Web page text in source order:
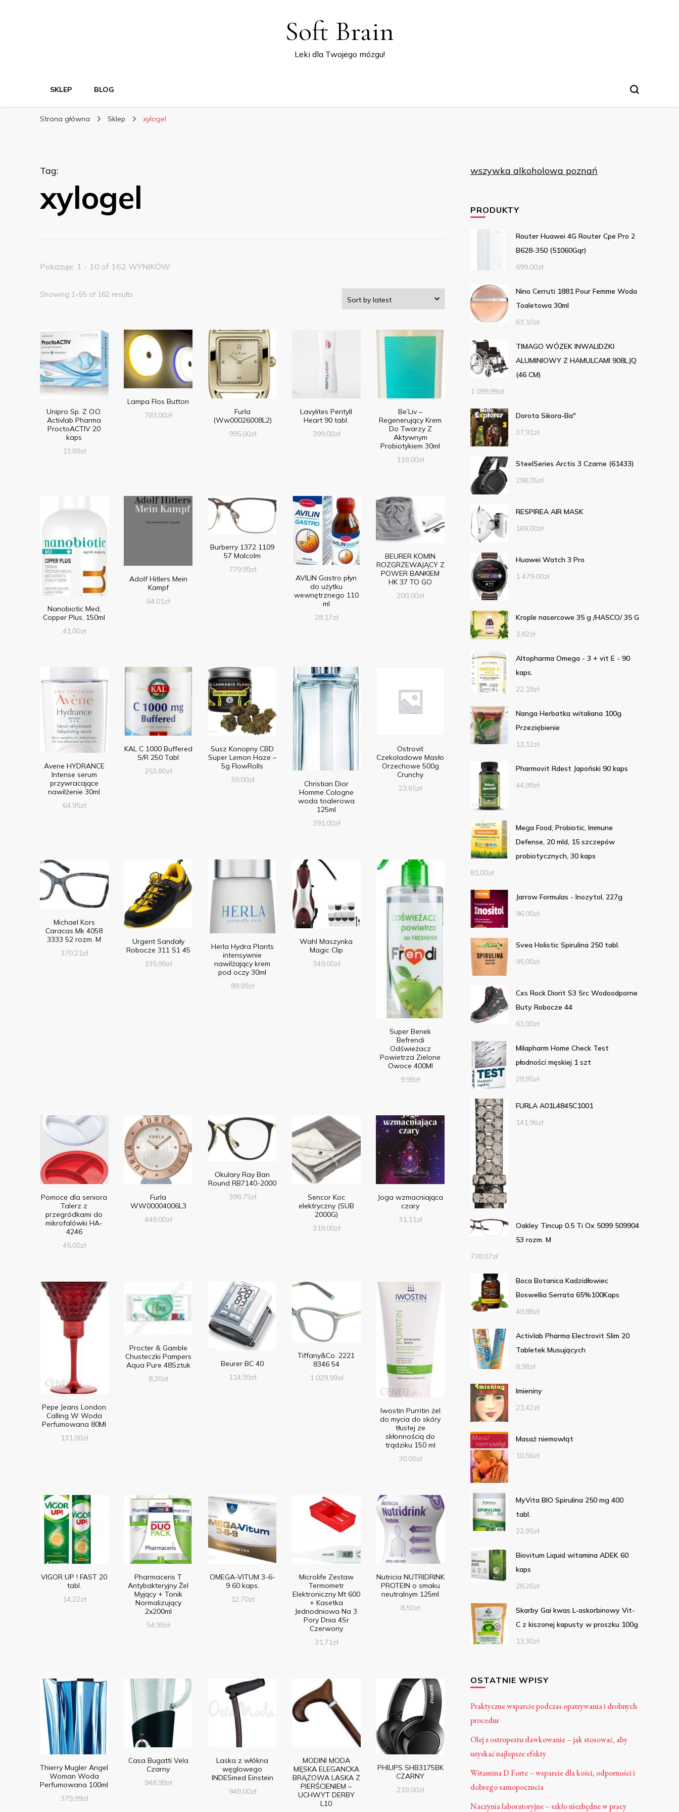
Soft Brain
Leki dla Twojego mózgu!
SKLEP BLOG
Strona główna Sklep xylogel
Tag:
xylogel
Pokazuje: 1 - 10 of 162 WYNIKÓW
Showing 1–55 of 162 results
Unipro Sp. Z O.O.
Activlab Pharma
ProctoACTIV 20
kaps
13,89zł
Lampa Flos Button
783,00zł
Furla
(Ww00026008L2)
995,00zł
Lavylites Pentyll
Heart 90 tabl.
399,00zł
Be’Liv –
Regenerujący Krem
Do Twarzy Z
Aktywnym
Probiotykiem 30ml
119,00zł
Nanobiotic Med,
Copper Plus, 150ml
41,00zł
Adolf Hitlers Mein
Kampf
64,01zł
Burberry 1372 1109
57 Malcolm
779,99zł
AVILIN Gastro płyn
do użytku
wewnętrznego 110
ml
28,17zł
BEURER KOMIN
ROZGRZEWAJĄCY Z
POWER BANKIEM
HK 37 TO GO
200,00zł
Avene HYDRANCE
Intense serum
przywracające
nawilżenie 30ml
64,95zł
KAL C 1000 Buffered
S/R 250 Tabl
253,80zł
Susz Konopny CBD
Super Lemon Haze –
5g FlowRolls
59,00zł
Christian Dior
Homme Cologne
woda toalerowa
125ml
391,00zł
Ostrovit
Czekoladowe Masło
Orzechowe 500g
Crunchy
23,65zł
Michael Kors
Caracas Mk 4058
3333 52 rozm. M
370,21zł
Urgent Sandały
Robocze 311 S1 45
135,99zł
Herla Hydra Plants
intensywnie
nawilżający krem
pod oczy 30ml
89,99zł
Wahl Maszynka
Magic Clip
349,00zł
Super Benek
Befrendi
Odświeżacz
Powietrza Zielone
Owoce 400Ml
9,99zł
Pomoce dla seniora
Talerz z
przegródkami do
mikrofalówki HA-
4246
45,00zł
Furla
WW00004006L3
449,00zł
Okulary Ray Ban
Round RB7140-2000
398,75zł
Sencor Koc
elektryczny (SUB
2000G)
319,00zł
Joga wzmacniająca
czary
31,11zł
Pepe Jeans London
Calling W Woda
Perfumowana 80Ml
131,00zł
Procter & Gamble
Chusteczki Pampers
Aqua Pure 48Sztuk
8,20zł
Beurer BC 40
114,99zł
Tiffany&Co. 2221
8346 54
1 029,99zł
Iwostin Purritin żel
do mycia do skóry
tłustej ze
skłonnością do
trądziku 150 ml
30,00zł
VIGOR UP ! FAST 20
tabl.
14,22zł
Pharmaceris T
Antybakteryjny Żel
Myjący + Tonik
Normalizujący
2x200ml
54,99zł
OMEGA-VITUM 3-6-
9 60 kaps.
12,70zł
Microlife Zestaw
Termometr
Elektroniczny Mt 600
+ Kasetka
Jednodniowa Na 3
Pory Dnia 4Sr
Czerwony
31,71zł
Nutricia NUTRIDRINK
PROTEIN o smaku
neutralnym 125ml
8,50zł
Thierry Mugler Angel
Woman Woda
Perfumowana 100ml
379,99zł
Casa Bugatti Vela
Czarny
948,99zł
Laska z włókna
węglowego
INDESmed Einstein
949,00zł
MODINI MODA
MĘSKA ELEGANCKA
BRĄZOWA LASKA Z
PIERŚCIENIEM –
UCHWYT DERBY
L10
PHILIPS SHB3175BK
CZARNY
219,00zł
wszywka alkoholowa poznań
PRODUKTY
Router Huawei 4G Router Cpe Pro 2
B628-350 (51060Gqr)
699,00zł
Nino Cerruti 1881 Pour Femme Woda
Toaletowa 30ml
63,10zł
TIMAGO WÓZEK INWALIDZKI
ALUMINIOWY Z HAMULCAMI 908LJQ
(46 CM)
1 099,99zł
Dorota Sikora-Ba"
37,91zł
SteelSeries Arctis 3 Czarne (61433)
298,05zł
RESPIREA AIR MASK
169,00zł
Huawei Watch 3 Pro
1 479,00zł
Krople nasercowe 35 g /HASCO/ 35 G
3,82zł
Altopharma Omega - 3 + vit E - 90
kaps.
22,19zł
Nanga Herbatka witaliana 100g
Przeziębienie
13,12zł
Pharmovit Rdest Japoński 90 kaps
44,99zł
Mega Food, Probiotic, Immune
Defense, 20 mld, 15 szczepów
probiotycznych, 30 kaps
81,00zł
Jarrow Formulas - Inozytol, 227g
96,00zł
Svea Holistic Spirulina 250 tabl.
95,00zł
Cxs Rock Diorit S3 Src Wodoodporne
Buty Robocze 44
63,00zł
Milapharm Home Check Test
płodności męskiej 1 szt
28,95zł
FURLA A01L4845C1001
141,96zł
Oakley Tincup 0.5 Ti Ox 5099 509904
53 rozm. M
738,07zł
Boca Botanica Kadzidłowiec
Boswellia Serrata 65%100Kaps
49,88zł
Activlab Pharma Electrovit Slim 20
Tabletek Musujących
8,98zł
Imieniny
21,42zł
Masaż niemowląt
10,56zł
MyVita BIO Spirulina 250 mg 400
tabl.
22,95zł
Biovitum Liquid witamina ADEK 60
kaps
28,26zł
Skarby Gai kwas L-askorbinowy Vit-
C z kiszonej kapusty w proszku 100g
13,30zł
OSTATNIE WPISY
Praktyczne wsparcie podczas opatrywania i drobnych
procedur
Olej z ostropestu dawkowanie – jak stosować, aby
uzyskać najlepsze efekty
Witamina D Forte – wsparcie dla kości, odporności i
dobrego samopoczucia
Naczynia laboratoryjne – szkło niezbędne w pracy